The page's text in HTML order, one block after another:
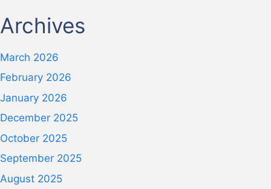
Archives
March 2026
February 2026
January 2026
December 2025
October 2025
September 2025
August 2025